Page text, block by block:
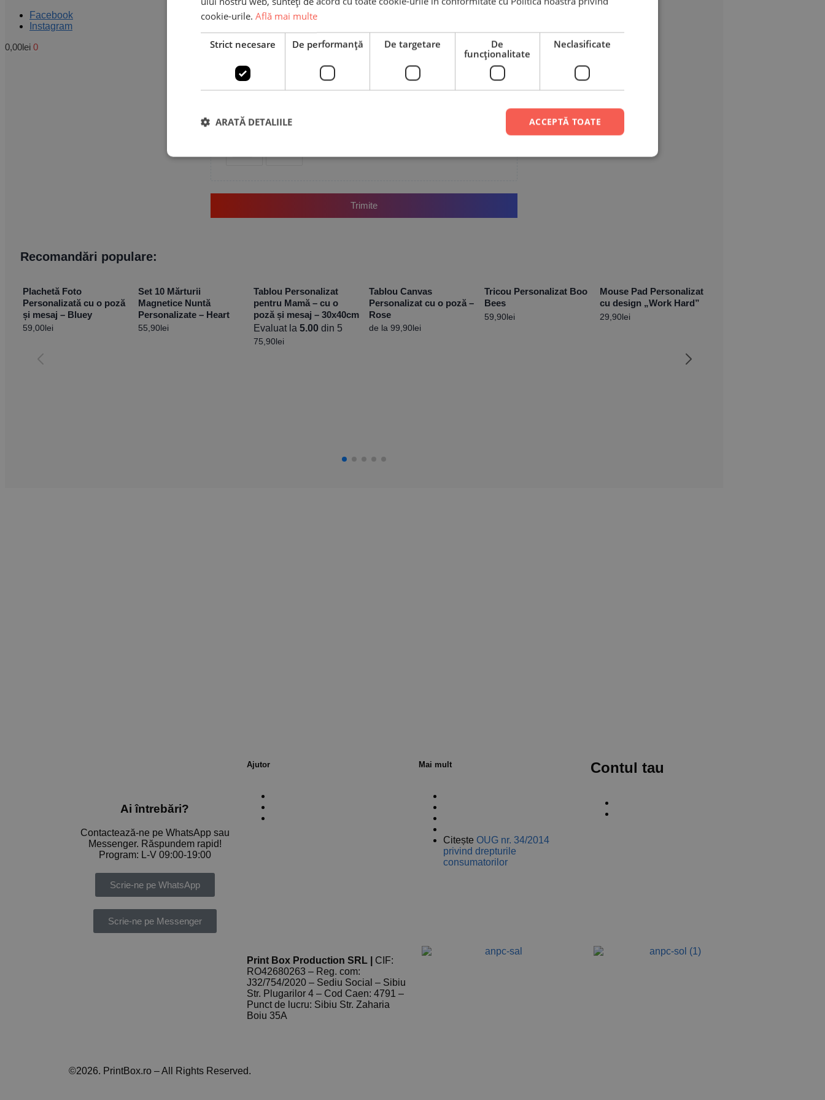
Facebook
Instagram
0,00lei 0
Nume
Trimite
Recomandări populare:
Plachetă Foto
Personalizată cu o poză
și mesaj – Bluey
59,00lei
Set 10 Mărturii
Magnetice Nuntă
Personalizate – Heart
55,90lei
Tablou Personalizat
pentru Mamă – cu o
poză și mesaj – 30x40cm
Evaluat la 5.00 din 5
75,90lei
Tablou Canvas
Personalizat cu o poză –
Rose
de la 99,90lei
Tricou Personalizat Boo
Bees
59,90lei
Mouse Pad Personalizat
cu design „Work Hard”
29,90lei
Ai întrebări?
Contactează-ne pe WhatsApp sau
Messenger. Răspundem rapid!
Program: L-V 09:00-19:00
Scrie-ne pe WhatsApp
Scrie-ne pe Messenger
Ajutor Mai mult
Citește OUG nr. 34/2014
privind drepturile
consumatorilor
Contul tau
Print Box Production SRL | CIF:
RO42680263 – Reg. com:
J32/754/2020 – Sediu Social – Sibiu
Str. Plugarilor 4 – Cod Caen: 4791 –
Punct de lucru: Sibiu Str. Zaharia
Boiu 35A
©2026. PrintBox.ro – All Rights Reserved.
cookie-urile. Află mai multe
Strict necesare De performanță De targetare
De
funcţionalitate
Neclasificate
ACCEPTĂ TOATE
ARATĂ DETALIILE